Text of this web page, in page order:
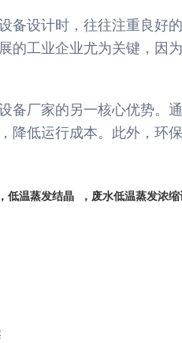
备设计时，往往注重良好
的工业企业尤为关键，因
备厂家的另一核心优势。
降低运行成本。此外，环
， 低温蒸发结晶 ，废水低温蒸发浓